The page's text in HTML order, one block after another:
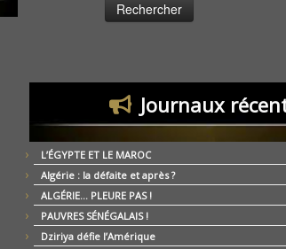
Journaux
L’ÉGYPTE ET LE MAROC
Algérie : la défaite et après ?
ALGÉRIE… PLEURE PAS !
PAUVRES SÉNÉGALAIS !
Dziriya défie l’Amérique